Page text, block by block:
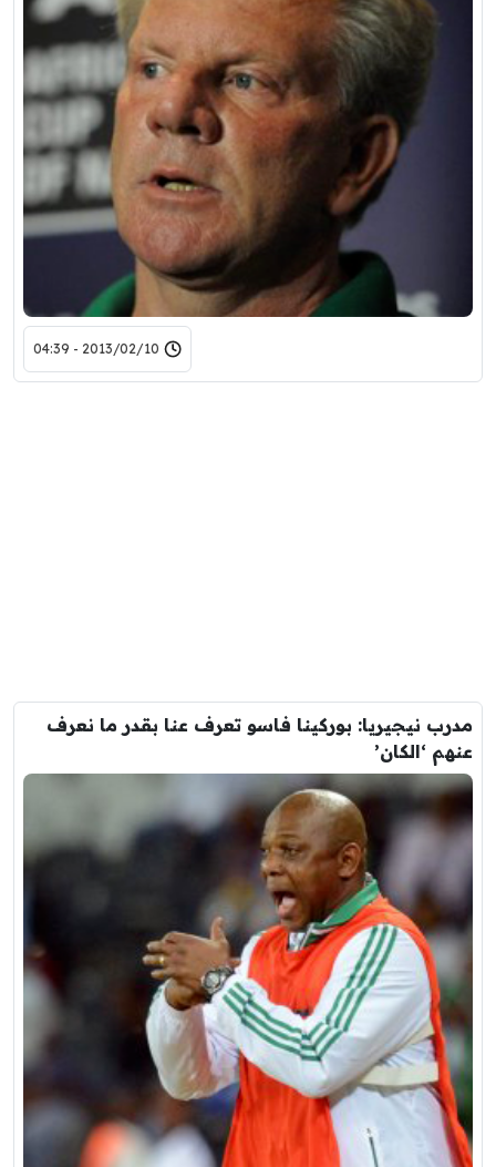
2013/02/10 - 04:39
مدرب نيجيريا: بوركينا فاسو تعرف عنا بقدر ما نعرف
عنهم ‘الكان’